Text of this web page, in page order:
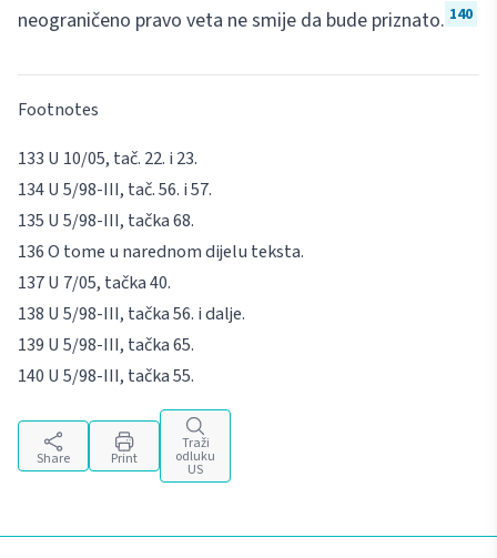
neograničeno pravo veta ne smije da bude priznato. 140
Footnotes
U 10/05, tač. 22. i 23.
U 5/98-III, tač. 56. i 57.
U 5/98-III, tačka 68.
O tome u narednom dijelu teksta.
U 7/05, tačka 40.
U 5/98-III, tačka 56. i dalje.
U 5/98-III, tačka 65.
U 5/98-III, tačka 55.
Share Print
Traži
odluku
US